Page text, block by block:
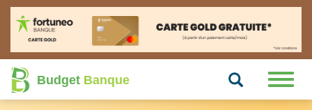
Budget Banque Recherche